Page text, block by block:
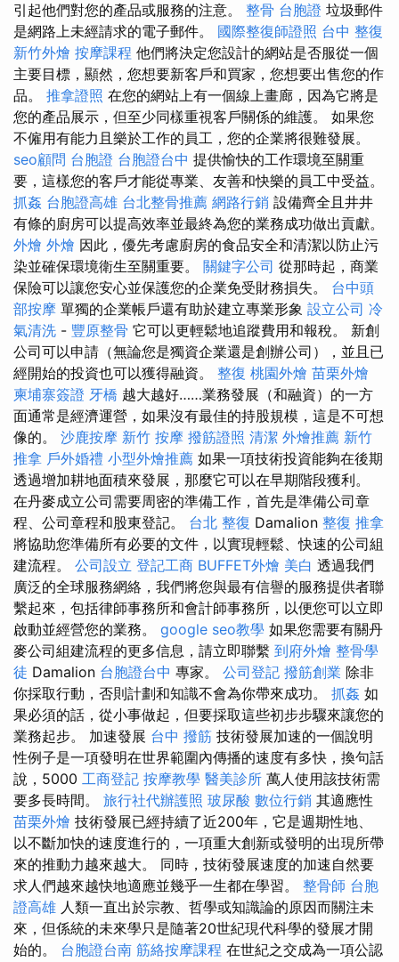
引起他們對您的產品或服務的注意。 整骨 台胞證 垃圾郵件
是網路上未經請求的電子郵件。 國際整復師證照 台中 整復
新竹外燴 按摩課程 他們將決定您設計的網站是否服從一個
主要目標，顯然，您想要新客戶和買家，您想要出售您的作
品。 推拿證照 在您的網站上有一個線上畫廊，因為它將是
您的產品展示，但至少同樣重視客戶關係的維護。 如果您
不僱用有能力且樂於工作的員工，您的企業將很難發展。
seo顧問 台胞證 台胞證台中 提供愉快的工作環境至關重
要，這樣您的客戶才能從專業、友善和快樂的員工中受益。
抓姦 台胞證高雄 台北整骨推薦 網路行銷 設備齊全且井井
有條的廚房可以提高效率並最終為您的業務成功做出貢獻。
外燴 外燴 因此，優先考慮廚房的食品安全和清潔以防止污
染並確保環境衛生至關重要。 關鍵字公司 從那時起，商業
保險可以讓您安心並保護您的企業免受財務損失。 台中頭
部按摩 單獨的企業帳戶還有助於建立專業形象 設立公司 冷
氣清洗 - 豐原整骨 它可以更輕鬆地追蹤費用和報稅。 新創
公司可以申請（無論您是獨資企業還是創辦公司），並且已
經開始的投資也可以獲得融資。 整復 桃園外燴 苗栗外燴
柬埔寨簽證 牙橋 越大越好……業務發展（和融資）的一方
面通常是經濟運營，如果沒有最佳的持股規模，這是不可想
像的。 沙鹿按摩 新竹 按摩 撥筋證照 清潔 外燴推薦 新竹
推拿 戶外婚禮 小型外燴推薦 如果一項技術投資能夠在後期
透過增加耕地面積來發展，那麼它可以在早期階段獲利。
在丹麥成立公司需要周密的準備工作，首先是準備公司章
程、公司章程和股東登記。 台北 整復 Damalion 整復 推拿
將協助您準備所有必要的文件，以實現輕鬆、快速的公司組
建流程。 公司設立 登記工商 BUFFET外燴 美白 透過我們
廣泛的全球服務網絡，我們將您與最有信譽的服務提供者聯
繫起來，包括律師事務所和會計師事務所，以便您可以立即
啟動並經營您的業務。 google seo教學 如果您需要有關丹
麥公司組建流程的更多信息，請立即聯繫 到府外燴 整骨學
徒 Damalion 台胞證台中 專家。 公司登記 撥筋創業 除非
你採取行動，否則計劃和知識不會為你帶來成功。 抓姦 如
果必須的話，從小事做起，但要採取這些初步步驟來讓您的
業務起步。 加速發展 台中 撥筋 技術發展加速的一個說明
性例子是一項發明在世界範圍內傳播的速度有多快，換句話
說，5000 工商登記 按摩教學 醫美診所 萬人使用該技術需
要多長時間。 旅行社代辦護照 玻尿酸 數位行銷 其適應性
苗栗外燴 技術發展已經持續了近200年，它是週期性地、
以不斷加快的速度進行的，一項重大創新或發明的出現所帶
來的推動力越來越大。 同時，技術發展速度的加速自然要
求人們越來越快地適應並幾乎一生都在學習。 整骨師 台胞
證高雄 人類一直出於宗教、哲學或知識論的原因而關注未
來，但係統的未來學只是隨著20世紀現代科學的發展才開
始的。 台胞證台南 筋絡按摩課程 在世紀之交成為一項公認